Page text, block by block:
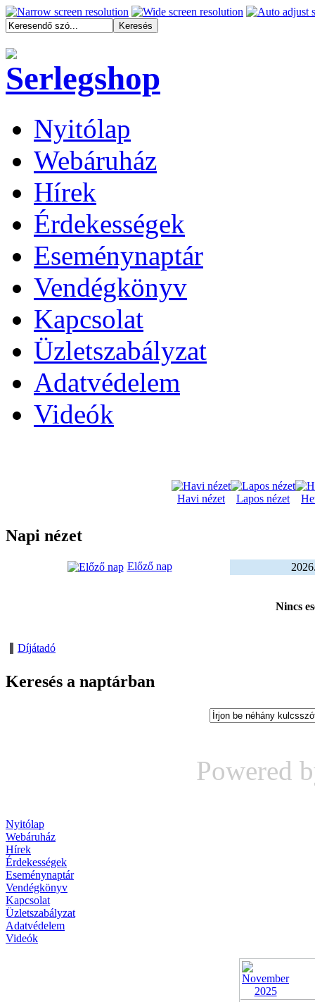
Nyitólap
Webáruház
Hírek
Érdekességek
Eseménynaptár
Vendégkönyv
Kapcsolat
Üzletszabályzat
Adatvédelem
Videók
Havi nézet Lapos nézet
Napi nézet
Előző nap
Nincs
Díjátadó
Keresés a naptárban
Powered
Nyitólap
Webáruház
Hírek
Érdekességek
Eseménynaptár
Vendégkönyv
Kapcsolat
Üzletszabályzat
Adatvédelem
Videók